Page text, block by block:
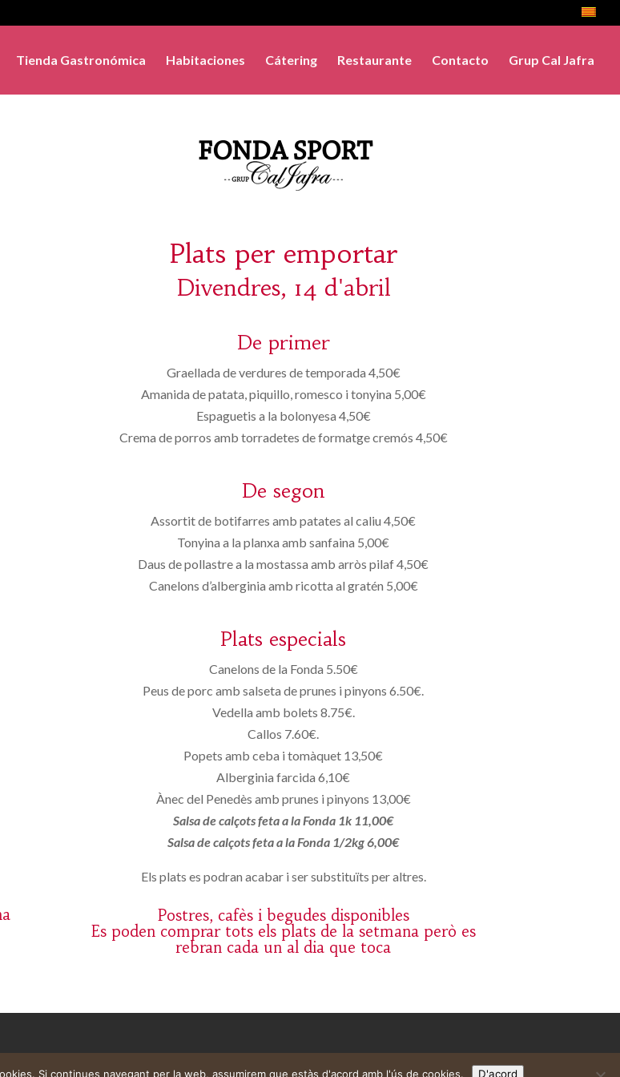
Tienda Gastronómica Habitaciones Cátering Restaurante Contacto Grup Cal Jafra
Plats per emportar
Divendres, 14 d'abril
De primer
Graellada de verdures de temporada 4,50€
Amanida de patata, piquillo, romesco i tonyina 5,00€
Espaguetis a la bolonyesa 4,50€
Crema de porros amb torradetes de formatge cremós 4,50€
De segon
Assortit de botifarres amb patates al caliu 4,50€
Tonyina a la planxa amb sanfaina 5,00€
Daus de pollastre a la mostassa amb arròs pilaf 4,50€
Canelons d’alberginia amb ricotta al gratén 5,00€
Plats especials
Canelons de la Fonda 5.50€
Peus de porc amb salseta de prunes i pinyons 6.50€.
Vedella amb bolets 8.75€.
Callos 7.60€.
Popets amb ceba i tomàquet 13,50€
Alberginia farcida 6,10€
Ànec del Penedès amb prunes i pinyons 13,00€
Salsa de calçots feta a la Fonda 1k 11,00€
Salsa de calçots feta a la Fonda 1/2kg 6,00€
Els plats es podran acabar i ser substituïts per altres.
Postres, cafès i begudes disponibles
Es poden comprar tots els plats de la setmana però es
rebran cada un al dia que toca
Si continues navegant per la web, assumirem que estàs d'acord amb l'ús de cookies. D'acord